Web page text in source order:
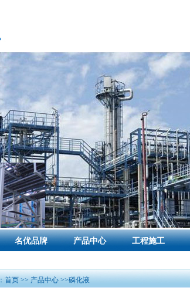
名优品牌 产品中心 工程施工
首页>>产品中心>>磷化液